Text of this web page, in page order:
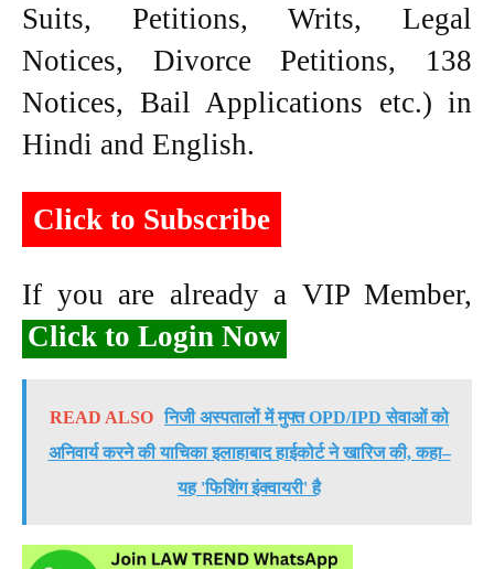
Suits, Petitions, Writs, Legal
Notices, Divorce Petitions, 138
Notices, Bail Applications etc.) in
Hindi and English.
Click to Subscribe
If you are already a VIP Member,
Click to Login Now
READ ALSO निजी अस्पतालों में मुफ्त OPD/IPD सेवाओं को
अनिवार्य करने की याचिका इलाहाबाद हाईकोर्ट ने खारिज की, कहा–
यह 'फिशिंग इंक्वायरी' है